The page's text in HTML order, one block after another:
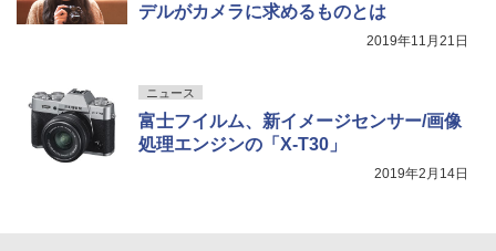
デルがカメラに求めるものとは
2019年11月21日
ニュース
富士フイルム、新イメージセンサー/画像
処理エンジンの「X-T30」
2019年2月14日